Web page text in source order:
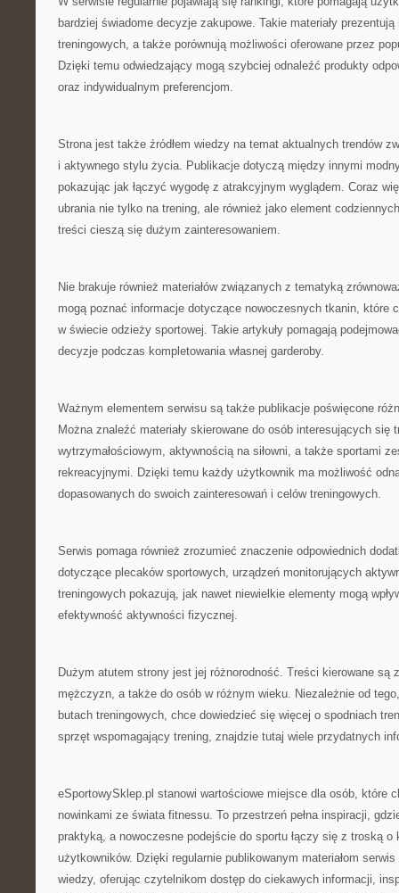
bardziej świadome decyzje zakupowe. Takie materiały
treningowych, a także porównują możliwości oferowane przez
Dzięki temu odwiedzający mogą szybciej odnaleźć produkty
oraz indywidualnym preferencjom.
Strona jest także źródłem wiedzy na temat aktualnych trendów
i aktywnego stylu życia. Publikacje dotyczą między innymi
pokazując jak łączyć wygodę z atrakcyjnym wyglądem. Coraz
ubrania nie tylko na trening, ale również jako element
treści cieszą się dużym zainteresowaniem.
Nie brakuje również materiałów związanych z tematyką
mogą poznać informacje dotyczące nowoczesnych tkanin, które
w świecie odzieży sportowej. Takie artykuły pomagają
decyzje podczas kompletowania własnej garderoby.
Ważnym elementem serwisu są także publikacje poświęcone
Można znaleźć materiały skierowane do osób interesujących się
wytrzymałościowym, aktywnością na siłowni, a także sportami
rekreacyjnymi. Dzięki temu każdy użytkownik ma możliwość
dopasowanych do swoich zainteresowań i celów treningowych.
Serwis pomaga również zrozumieć znaczenie odpowiednich
dotyczące plecaków sportowych, urządzeń monitorujących
treningowych pokazują, jak nawet niewielkie elementy mogą
efektywność aktywności fizycznej.
Dużym atutem strony jest jej różnorodność. Treści kierowane są
mężczyzn, a także do osób w różnym wieku. Niezależnie od
butach treningowych, chce dowiedzieć się więcej o spodniach
sprzęt wspomagający trening, znajdzie tutaj wiele przydatnych
eSportowySklep.pl stanowi wartościowe miejsce dla osób, które
nowinkami ze świata fitnessu. To przestrzeń pełna inspiracji,
praktyką, a nowoczesne podejście do sportu łączy się z troską o
użytkowników. Dzięki regularnie publikowanym materiałom
wiedzy, oferując czytelnikom dostęp do ciekawych informacji,